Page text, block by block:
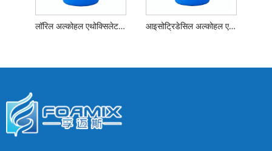
लॉरिल अल्कोहल एथोक्सिलेट एईओ -2 आइसोट्रिडेसिल अल्कोहल एथोक्सिलेट्स 1305